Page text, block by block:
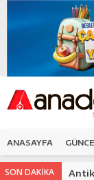
ANASAYFA
SON DAKİKA